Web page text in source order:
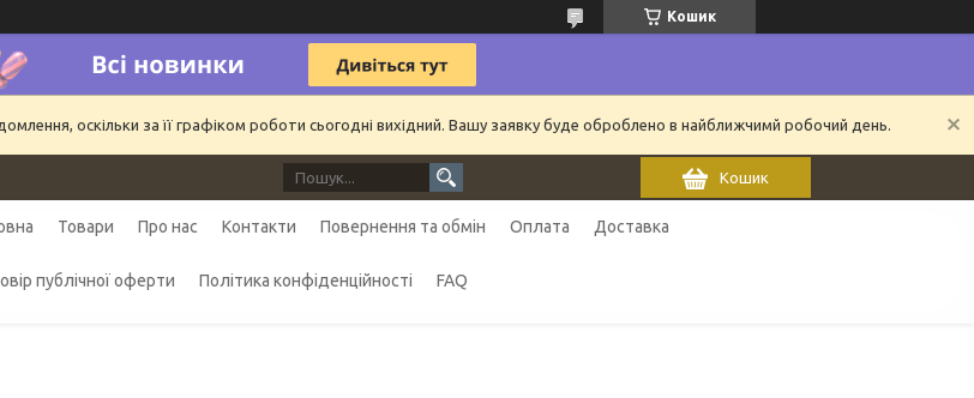
Кошик
оскільки за її графіком роботи сьогодні вихідний. Вашу заявку буде оброблено в найближчимй робочий день.
Кошик
Товари Про нас Контакти Повернення та обмін Оплата Доставка
публічної оферти Політика конфіденційності FAQ